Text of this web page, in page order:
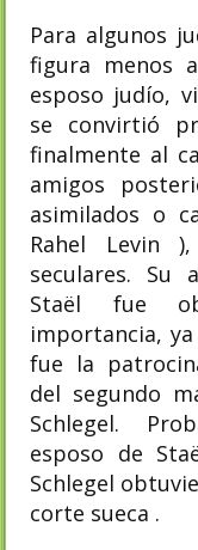
Para algunos
figura menos
esposo judío,
se convirtió
finalmente al
amigos
asimilados o
Rahel Levin
seculares. Su
Staël fue
importancia,
fue la
del segundo
Schlegel.
esposo de
Schlegel
corte sueca .